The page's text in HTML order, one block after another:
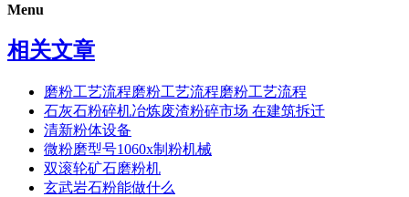
Menu
相关文章
磨粉工艺流程磨粉工艺流程磨粉工艺流程
石灰石粉碎机冶炼废渣粉碎市场 在建筑拆迁
清新粉体设备
微粉磨型号1060x制粉机械
双滚轮矿石磨粉机
玄武岩石粉能做什么